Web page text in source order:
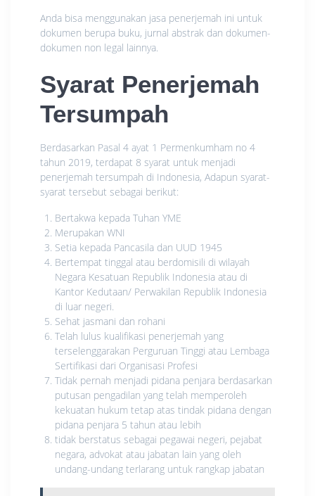
Anda bisa menggunakan jasa penerjemah ini untuk
dokumen berupa buku, jurnal abstrak dan dokumen-
dokumen non legal lainnya.
Syarat Penerjemah
Tersumpah
Berdasarkan Pasal 4 ayat 1 Permenkumham no 4
tahun 2019, terdapat 8 syarat untuk menjadi
penerjemah tersumpah di Indonesia, Adapun syarat-
syarat tersebut sebagai berikut:
Bertakwa kepada Tuhan YME
Merupakan WNI
Setia kepada Pancasila dan UUD 1945
Bertempat tinggal atau berdomisili di wilayah
Negara Kesatuan Republik Indonesia atau di
Kantor Kedutaan/ Perwakilan Republik Indonesia
di luar negeri.
Sehat jasmani dan rohani
Telah lulus kualifikasi penerjemah yang
terselenggarakan Perguruan Tinggi atau Lembaga
Sertifikasi dari Organisasi Profesi
Tidak pernah menjadi pidana penjara berdasarkan
putusan pengadilan yang telah memperoleh
kekuatan hukum tetap atas tindak pidana dengan
pidana penjara 5 tahun atau lebih
tidak berstatus sebagai pegawai negeri, pejabat
negara, advokat atau jabatan lain yang oleh
undang-undang terlarang untuk rangkap jabatan